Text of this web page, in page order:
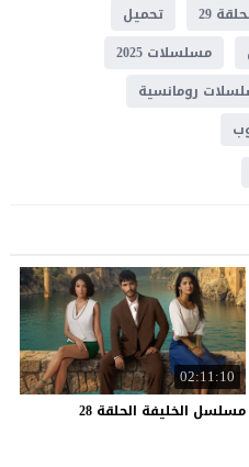
29
تحميل
مسلسلات 2025
رومانسية
02:11:10
مسلسل الخليفة الحلقة 28